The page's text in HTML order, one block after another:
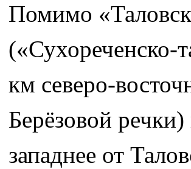
Помимо
(«Сухореченско-
км северо-
Берёзовой
западнее от